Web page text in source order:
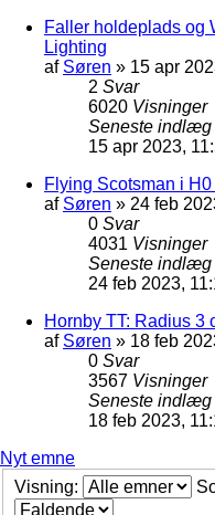
Faller holdeplads og
Lighting
af Søren » 15 apr
2 Svar
6020 Visninger
Seneste indlæg
15 apr 2023,
Flying Scotsman i
af Søren » 24 feb
0 Svar
4031 Visninger
Seneste indlæg
24 feb 2023,
Hornby TT: Radius 3
af Søren » 18 feb
0 Svar
3567 Visninger
Seneste indlæg
18 feb 2023,
Nyt emne
Visning: